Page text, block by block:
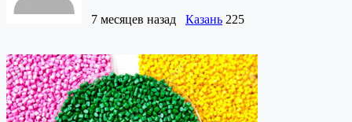
7 месяцев назад Казань 225